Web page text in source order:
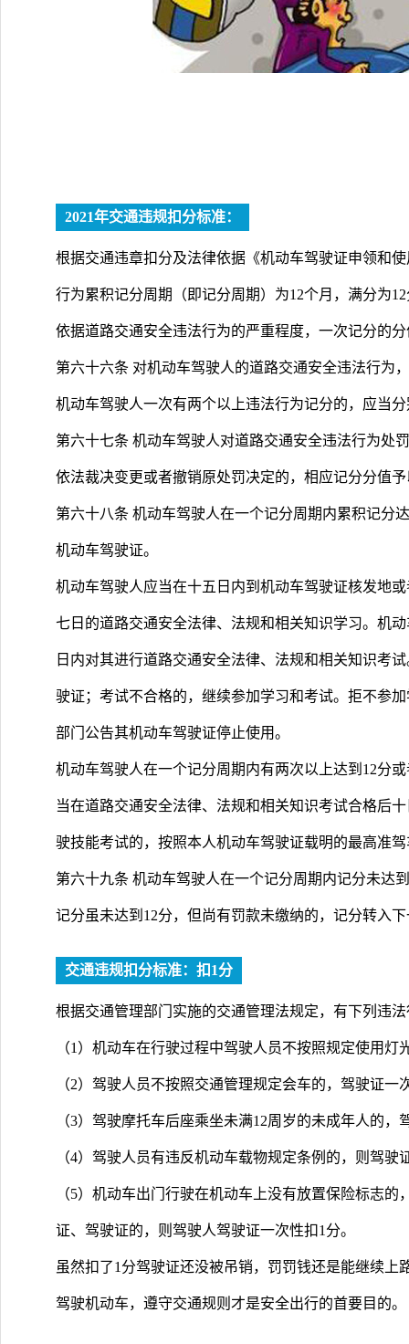
2021年交通违规扣分标准：
根据交通违章扣分及法律依据《机动车驾驶证申领和
行为累积记分周期（即记分周期）为12个月，满分为
依据道路交通安全违法行为的严重程度，一次记分的
第六十六条 对机动车驾驶人的道路交通安全违法行为
机动车驾驶人一次有两个以上违法行为记分的，应当
第六十七条 机动车驾驶人对道路交通安全违法行为处
依法裁决变更或者撤销原处罚决定的，相应记分分值
第六十八条 机动车驾驶人在一个记分周期内累积记分
机动车驾驶证。
机动车驾驶人应当在十五日内到机动车驾驶证核发地
七日的道路交通安全法律、法规和相关知识学习。机
日内对其进行道路交通安全法律、法规和相关知识考
驶证；考试不合格的，继续参加学习和考试。拒不参
部门公告其机动车驾驶证停止使用。
机动车驾驶人在一个记分周期内有两次以上达到12分
当在道路交通安全法律、法规和相关知识考试合格后
驶技能考试的，按照本人机动车驾驶证载明的最高准
第六十九条 机动车驾驶人在一个记分周期内记分未达
记分虽未达到12分，但尚有罚款未缴纳的，记分转入
交通违规扣分标准：扣1分
根据交通管理部门实施的交通管理法规定，有下列违
（1）机动车在行驶过程中驾驶人员不按照规定使用
（2）驾驶人员不按照交通管理规定会车的，驾驶证一
（3）驾驶摩托车后座乘坐未满12周岁的未成年人的
（4）驾驶人员有违反机动车载物规定条例的，则驾驶
（5）机动车出门行驶在机动车上没有放置保险标志
证、驾驶证的，则驾驶人驾驶证一次性扣1分。
虽然扣了1分驾驶证还没被吊销，罚罚钱还是能继续
驾驶机动车，遵守交通规则才是安全出行的首要目的。